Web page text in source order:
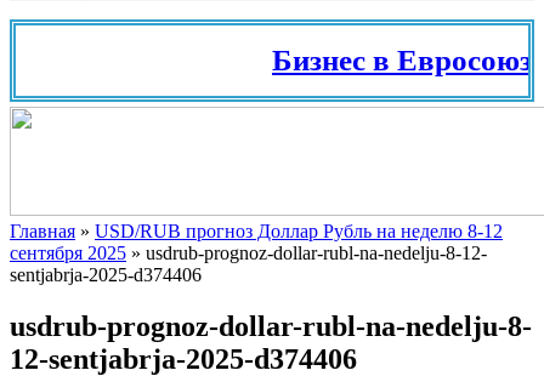
Бизнес в
Главная » USD/RUB прогноз Доллар Рубль на неделю 8-12
сентября 2025 » usdrub-prognoz-dollar-rubl-na-nedelju-8-12-
sentjabrja-2025-d374406
usdrub-prognoz-dollar-rubl-na-nedelju-8-
12-sentjabrja-2025-d374406